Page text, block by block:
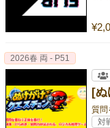
[ぬ
2026春 両 - P51
対